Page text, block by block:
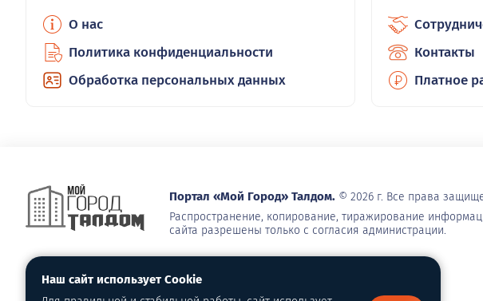
О нас
Политика конфиденциальности
Обработка персональных данных
Контакты
Платное
Портал «Мой Город» Талдом. © 2026 г. Все права
Распространение, копирование, тиражирование
сайта разрешены только с согласия администрации.
Наш сайт использует Cookie